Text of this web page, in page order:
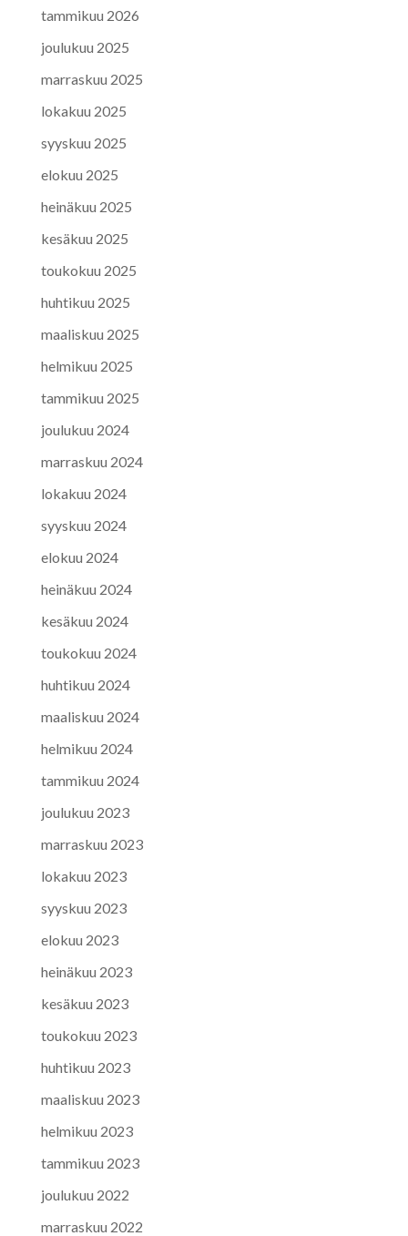
tammikuu 2026
joulukuu 2025
marraskuu 2025
lokakuu 2025
syyskuu 2025
elokuu 2025
heinäkuu 2025
kesäkuu 2025
toukokuu 2025
huhtikuu 2025
maaliskuu 2025
helmikuu 2025
tammikuu 2025
joulukuu 2024
marraskuu 2024
lokakuu 2024
syyskuu 2024
elokuu 2024
heinäkuu 2024
kesäkuu 2024
toukokuu 2024
huhtikuu 2024
maaliskuu 2024
helmikuu 2024
tammikuu 2024
joulukuu 2023
marraskuu 2023
lokakuu 2023
syyskuu 2023
elokuu 2023
heinäkuu 2023
kesäkuu 2023
toukokuu 2023
huhtikuu 2023
maaliskuu 2023
helmikuu 2023
tammikuu 2023
joulukuu 2022
marraskuu 2022